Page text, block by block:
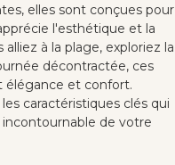
elles sont conçues pour
l'esthétique et la
à la plage, exploriez la
décontractée, ces
élégance et confort.
caractéristiques clés qui
de votre